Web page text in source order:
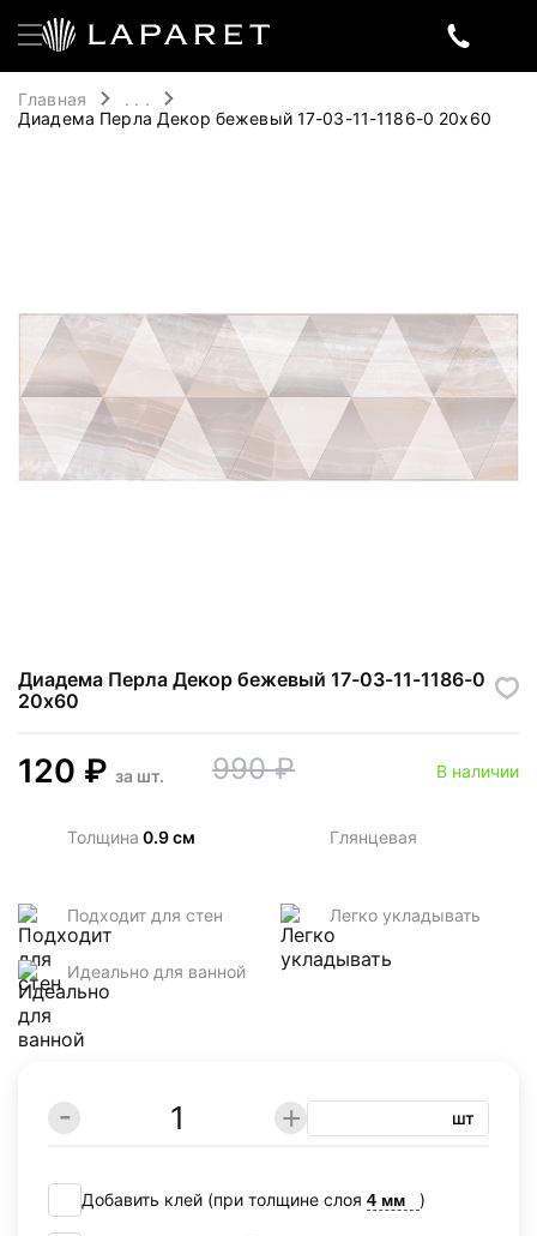
Главная
. . .
Диадема Перла Декор бежевый 17-03-11-1186-0 20х60
Диадема Перла Декор бежевый 17-03-11-1186-0
20х60
120 ₽ за шт. 990 ₽ В наличии
Толщина 0.9 см Глянцевая
Подходит для стен Легко укладывать
Идеально для ванной
шт
Добавить клей (при толщине слоя )